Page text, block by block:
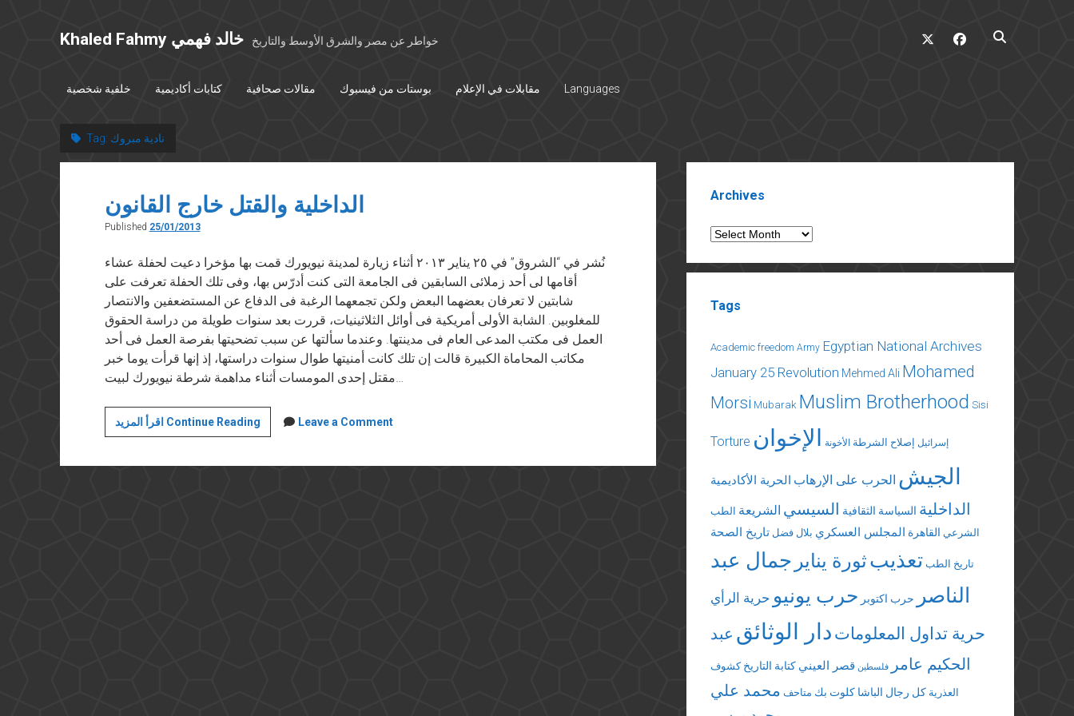
Khaled Fahmy خالد فهمي خواطر عن مصر والشرق الأوسط والتاريخ
twitter facebook
خلفية شخصية كتابات أكاديمية مقالات صحافية بوستات من فيسبوك مقابلات في الإعلام Languages
Tag: نادية مبروك
الداخلية والقتل خارج القانون
Published 25/01/2013
نُشر في “الشروق” في ٢٥ يناير ٢٠١٣ أثناء زيارة لمدينة نيويورك قمت بها مؤخرا دعيت لحفلة عشاء
أقامها لى أحد زملائى السابقين فى الجامعة التى كنت أدرّس بها، وفى تلك الحفلة تعرفت على
شابتين لا تعرفان بعضهما البعض ولكن تجمعهما الرغبة فى الدفاع عن المستضعفين والانتصار
للمغلوبين. الشابة الأولى أمريكية فى أوائل الثلاثينيات، قررت بعد سنوات طويلة من دراسة الحقوق
العمل فى مكتب المدعى العام فى مدينتها. وعندما سألتها عن سبب تضحيتها بفرصة العمل فى أحد
مكاتب المحاماة الكبيرة قالت إن تلك كانت أمنيتها طوال سنوات دراستها، إذ إنها قرأت يوما خبر
مقتل إحدى المومسات أثناء مداهمة شرطة نيويورك لبيت…
اقرأ المزيد Continue Readingالداخلية
والقتل
Leave a Comment
Archives
Archives
Tags
Academic freedom Army Egyptian National Archives
January 25 Revolution Mehmed Ali Mohamed
Morsi Mubarak Muslim Brotherhood Sisi
Torture إسرائيل إصلاح الشرطة الأخونة الإخوان
الجيش الحرب على الإرهاب الحرية الأكاديمية
الداخلية السياسة الثقافية السيسي الشريعة الطب
الشرعي القاهرة المجلس العسكري بلال فضل تاريخ الصحة
تاريخ الطب تعذيبثورة يناير جمال عبد
الناصر
حرب اكتوبر حرب يونيو حرية الرأي
حرية تداول المعلومات دار الوثائق عبد
الحكيم عامر
فلسطين قصر العيني كتابة التاريخ كشوف
العذرية كل رجال الباشا كلوت بك متاحف محمد علي